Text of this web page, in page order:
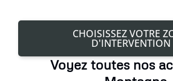
CHOISISSEZ VOTRE
D'INTERVENTION
Voyez toutes nos